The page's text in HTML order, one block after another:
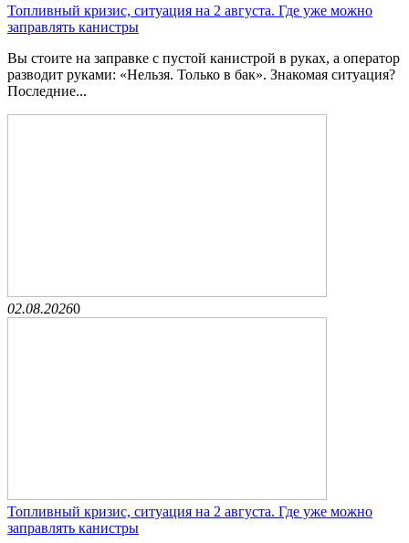
Топливный кризис, ситуация на 2 августа. Где уже можно
заправлять канистры
Вы стоите на заправке с пустой канистрой в руках, а оператор
разводит руками: «Нельзя. Только в бак». Знакомая ситуация?
Последние...
02.08.20260
Топливный кризис, ситуация на 2 августа. Где уже можно
заправлять канистры